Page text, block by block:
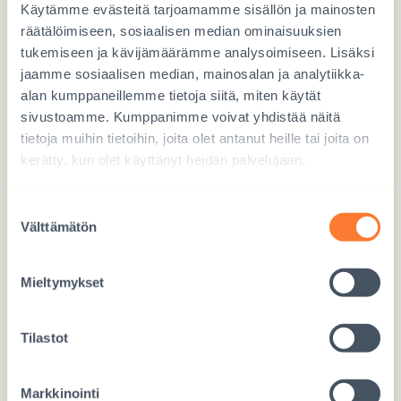
Käytämme evästeitä tarjoamamme sisällön ja mainosten
räätälöimiseen, sosiaalisen median ominaisuuksien
tukemiseen ja kävijämäärämme analysoimiseen. Lisäksi
jaamme sosiaalisen median, mainosalan ja analytiikka-
alan kumppaneillemme tietoja siitä, miten käytät
sivustoamme. Kumppanimme voivat yhdistää näitä
tietoja muihin tietoihin, joita olet antanut heille tai joita on
kerätty, kun olet käyttänyt heidän palvelujaan.
valinta
Välttämätön
Mieltymykset
Tilastot
Markkinointi
Lahjoita Mobile Payllä
Käytä numeroa 97717